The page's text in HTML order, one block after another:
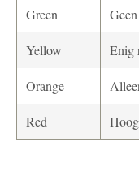
Green
Yellow Enig
Orange
Red